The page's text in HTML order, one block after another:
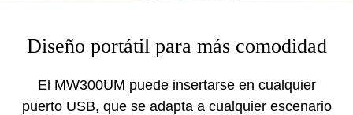
Diseño portátil para más comodidad
El MW300UM puede insertarse en cualquier
puerto USB, que se adapta a cualquier escenario